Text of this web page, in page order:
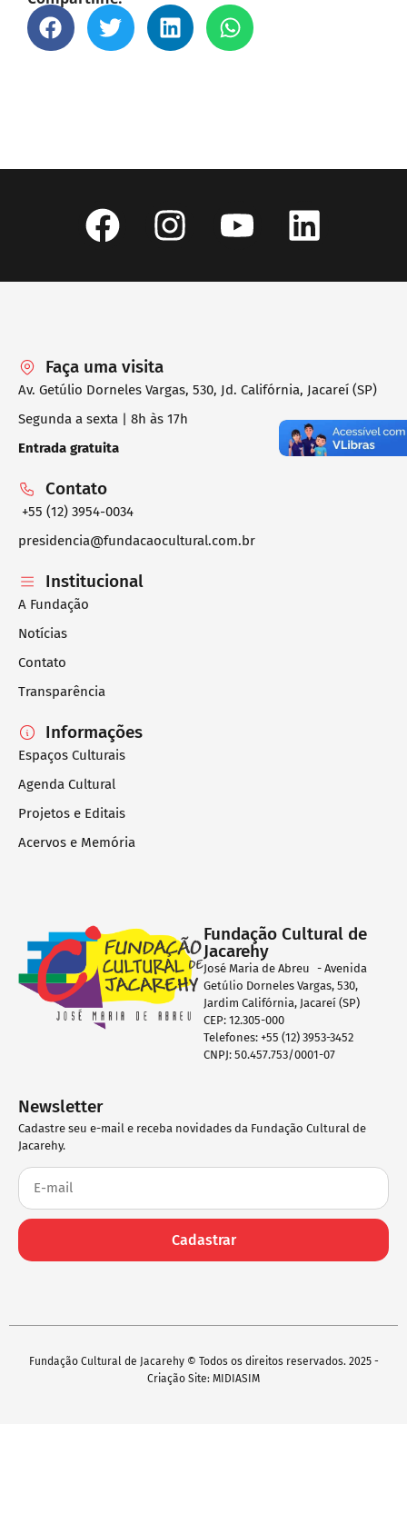
Faça uma visita
Av. Getúlio Dorneles Vargas, 530, Jd. Califórnia, Jacareí (SP)
Segunda a sexta | 8h às 17h
Entrada gratuita
Contato
+55 (12) 3954-0034
presidencia@fundacaocultural.com.br
Institucional
A Fundação
Notícias
Contato
Transparência
Informações
Espaços Culturais
Agenda Cultural
Projetos e Editais
Acervos e Memória
Fundação Cultural de
Jacarehy
José Maria de Abreu - Avenida
Getúlio Dorneles Vargas, 530,
Jardim Califórnia, Jacareí (SP)
CEP: 12.305-000
Telefones: +55 (12) 3953-3452
CNPJ: 50.457.753/0001-07
Newsletter
Cadastre seu e-mail e receba novidades da Fundação Cultural de
Jacarehy.
Cadastrar
Fundação Cultural de Jacarehy © Todos os direitos reservados. 2025 -
Criação Site: MIDIASIM